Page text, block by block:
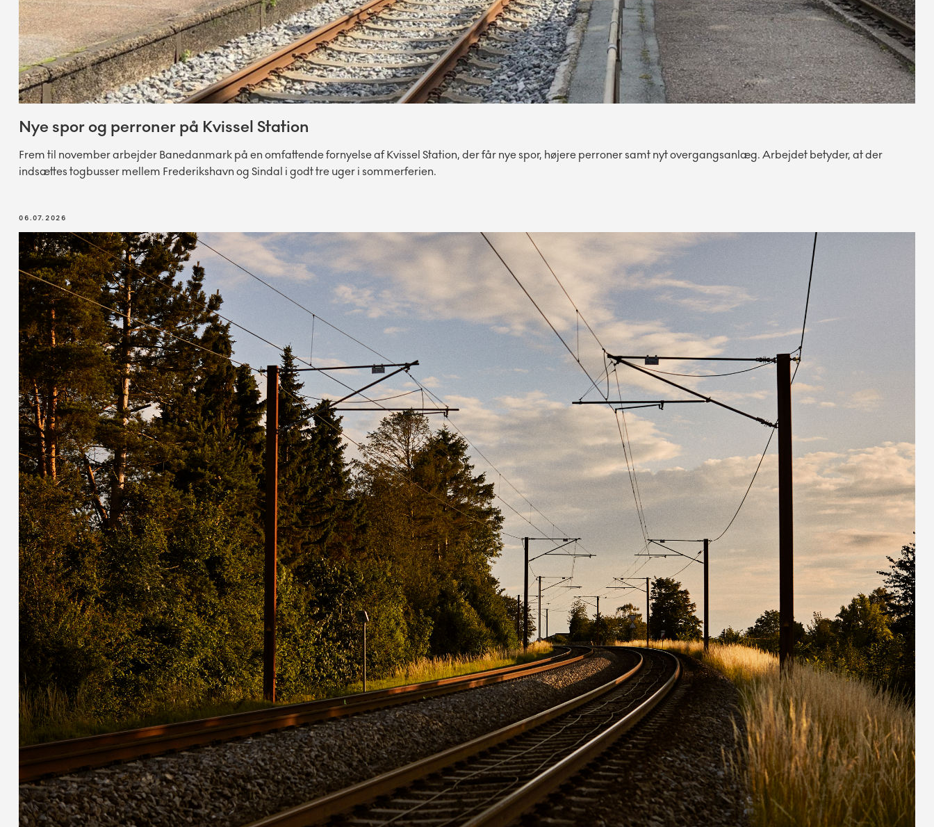
Nye spor og perroner på Kvissel Station
Frem til november arbejder Banedanmark på en omfattende fornyelse af Kvissel Station, der får nye spor, højere perroner samt nyt overgangsanlæg. Arbejdet betyder, at der
indsættes togbusser mellem Frederikshavn og Sindal i godt tre uger i sommerferien.
06.07.2026